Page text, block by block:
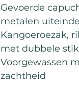
Gevoerde
metalen
Kangoeroezak,
met dubbele
Voorgewassen
zachtheid